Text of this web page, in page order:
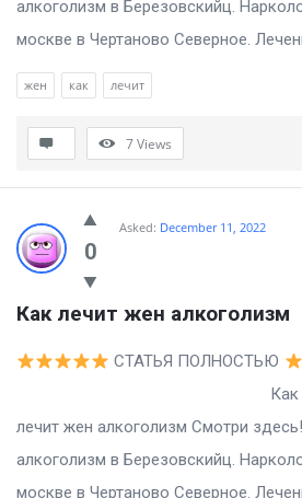
алкоголизм в Березовскийц.
москве в Чертаново Северное.
жен как лечит
7Views
0
Asked: December 11, 2022
Как лечит жен алкоголизм
СТАТЬЯ ПОЛНОСТЬЮ
Как бросить
лечит жен алкоголизм Смотри
алкоголизм в Березовскийц.
москве в Чертаново Северное.